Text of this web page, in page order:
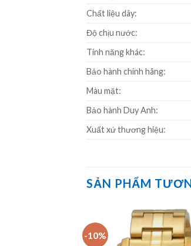
Chất liệu dây:
Độ chịu nước:
Tính năng khác:
Bảo hành chính hãng:
Màu mặt:
Bảo hành Duy Anh:
Xuất xứ thương hiệu:
SẢN PHẨM
-10%